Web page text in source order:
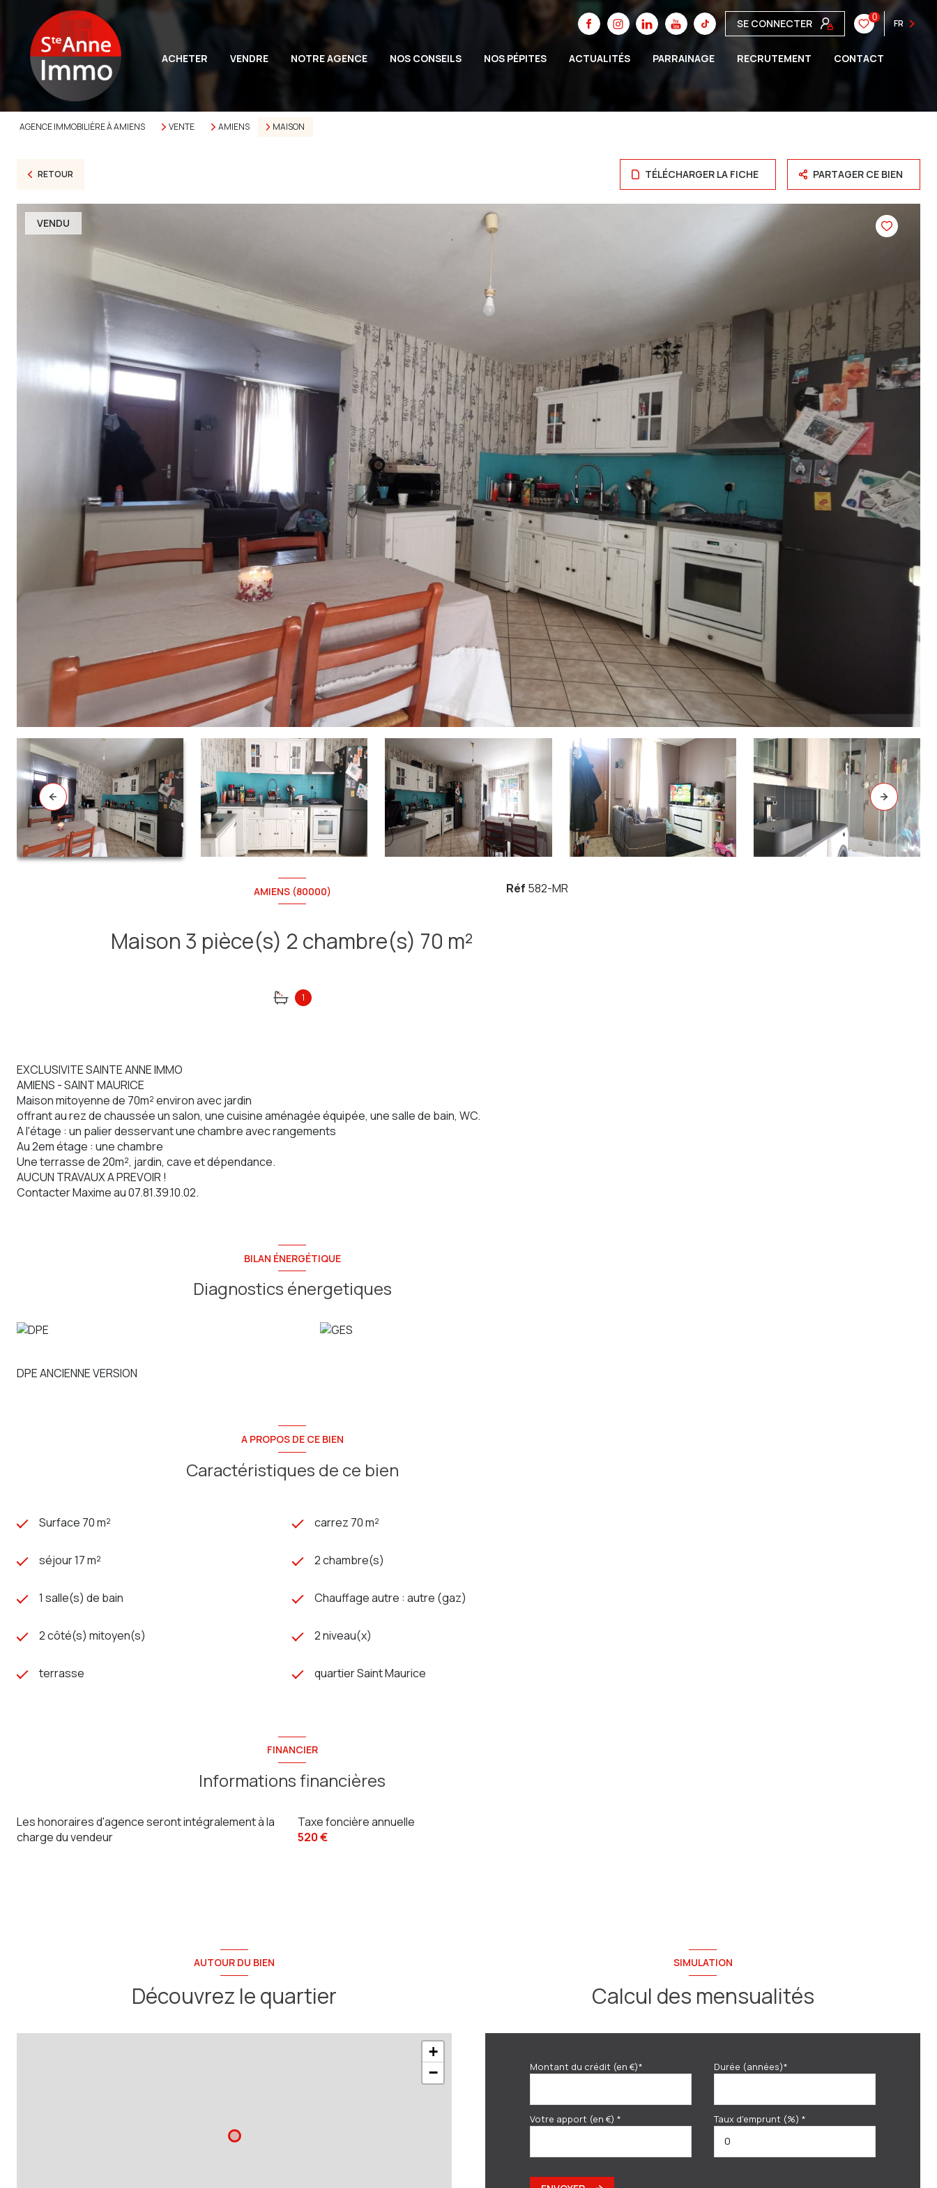
SE CONNECTER 0
FR
ACHETER VENDRE NOTRE AGENCE NOS CONSEILS NOS PÉPITES ACTUALITÉS PARRAINAGE RECRUTEMENT CONTACT
AGENCE IMMOBILIÈRE À AMIENS VENTE AMIENS MAISON
RETOUR TÉLÉCHARGER LA FICHE PARTAGER CE BIEN
VENDU
AMIENS (80000)
Maison 3 pièce(s) 2 chambre(s) 70 m²
1
Réf 582-MR
EXCLUSIVITE SAINTE ANNE IMMO
AMIENS - SAINT MAURICE
Maison mitoyenne de 70m² environ avec jardin
offrant au rez de chaussée un salon, une cuisine aménagée équipée, une salle de bain, WC.
A l'étage : un palier desservant une chambre avec rangements
Au 2em étage : une chambre
Une terrasse de 20m², jardin, cave et dépendance.
AUCUN TRAVAUX A PREVOIR !
Contacter Maxime au 07.81.39.10.02.
BILAN ÉNERGÉTIQUE
Diagnostics énergetiques
DPE ANCIENNE VERSION
A PROPOS DE CE BIEN
Caractéristiques de ce bien
Surface 70 m² carrez 70 m²
séjour 17 m² 2 chambre(s)
1 salle(s) de bain Chauffage autre : autre (gaz)
2 côté(s) mitoyen(s) 2 niveau(x)
terrasse quartier Saint Maurice
FINANCIER
Informations financières
Les honoraires d'agence seront intégralement à la
charge du vendeur
Taxe foncière annuelle
520 €
AUTOUR DU BIEN
Découvrez le quartier
+
−
SIMULATION
Calcul des mensualités
Montant du crédit (en €)* Durée (années)*
Votre apport (en €) * Taux d'emprunt (%) *